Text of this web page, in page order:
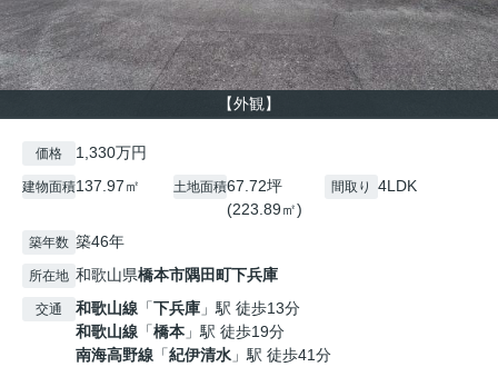
【外観】
価格 1,330万円
建物面積137.97㎡ 土地面積67.72坪
(223.89㎡)
間取り 4LDK
築年数 築46年
所在地 和歌山県橋本市隅田町下兵庫
交通 和歌山線 「下兵庫 」駅 徒歩13分
和歌山線 「橋本 」駅 徒歩19分
南海高野線 「紀伊清水 」駅 徒歩41分